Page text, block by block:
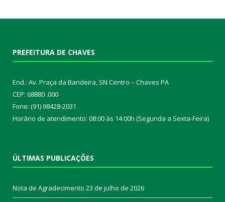
PREFEITURA DE CHAVES
End.: Av. Praça da Bandeira, SN Centro – Chaves PA
CEP: 68880 .000
Fone: (91) 98428-2031
Horário de atendimento: 08:00 às 14:00h (Segunda a Sexta-Feira)
ÚLTIMAS PUBLICAÇÕES
Nota de Agradecimento 23 de julho de 2026